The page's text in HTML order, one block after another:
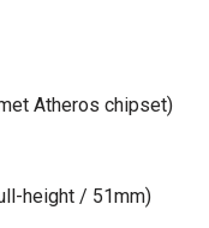
Atheros chipset)
height / 51mm)